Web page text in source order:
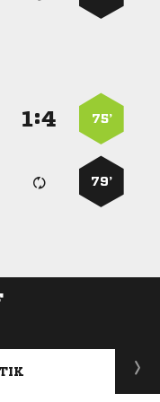
75’
:
79’